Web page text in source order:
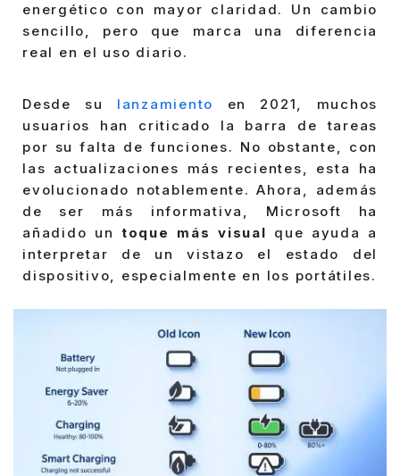
energético con mayor claridad. Un cambio
sencillo, pero que marca una diferencia
real en el uso diario.
Desde su lanzamiento
en 2021, muchos
usuarios han criticado la barra de tareas
por su falta de funciones. No obstante, con
las actualizaciones más recientes, esta ha
evolucionado notablemente. Ahora, además
de ser más informativa, Microsoft ha
añadido un toque más visual que ayuda a
interpretar de un vistazo el estado del
dispositivo, especialmente en los portátiles.